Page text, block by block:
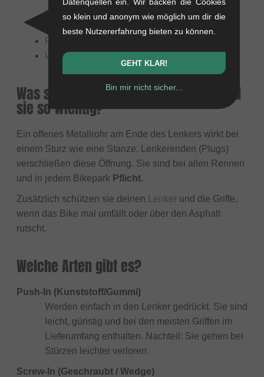
wichtig?
Welche Arten gibt es?
Passen alle Lenkerenden auf meinen Lenker?
Was bedeuten die Spezifikationen?
Was sind Lenkerenden und warum sind
sie so wichtig?
Ein offenes Metallrohr am Ende des Lenkers wirkt bei
einem Sturz wie eine Stanze. Lenkerenden (Plugs)
verschließen diese Öffnung. Sie sind bei allen Rennen
und in jedem Bikepark Pflicht.
Zusätzlich schützen sie deinen Lenker und die Griffe,
wenn das Bike mal umfällt oder über den Asphalt
rutscht.
Welche Arten gibt es?
Push-In (Kunststoff/Gummi)
Werden einfach in den Lenker gedrückt. Sie sind
leicht, günstig und bei den meisten Griffen im
Lieferumfang enthalten. Nachteil: Sie gehen bei
Stürzen leichter verloren.
Screw-In (Geschraubt / Wedge)
so klein und anonym wie möglich um dir die
beste Nutzererfahrung bieten zu können.
GEHT KLAR!
Bin mir nicht sicher...